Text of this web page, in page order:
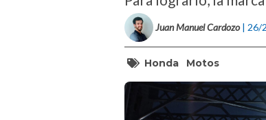
Juan Manuel Cardozo | 26/
Honda Motos